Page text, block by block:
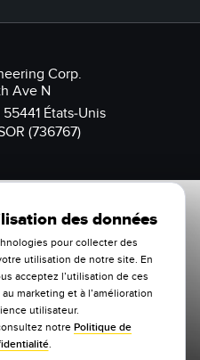
Corp.
Ave N
États-Unis
(736767)
des données
pour collecter des
utilisation de notre site. En
acceptez l’utilisation de ces
marketing et à l’amélioration
utilisateur.
notre Politique de
.